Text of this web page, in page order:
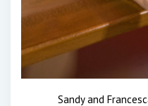
Sandy and